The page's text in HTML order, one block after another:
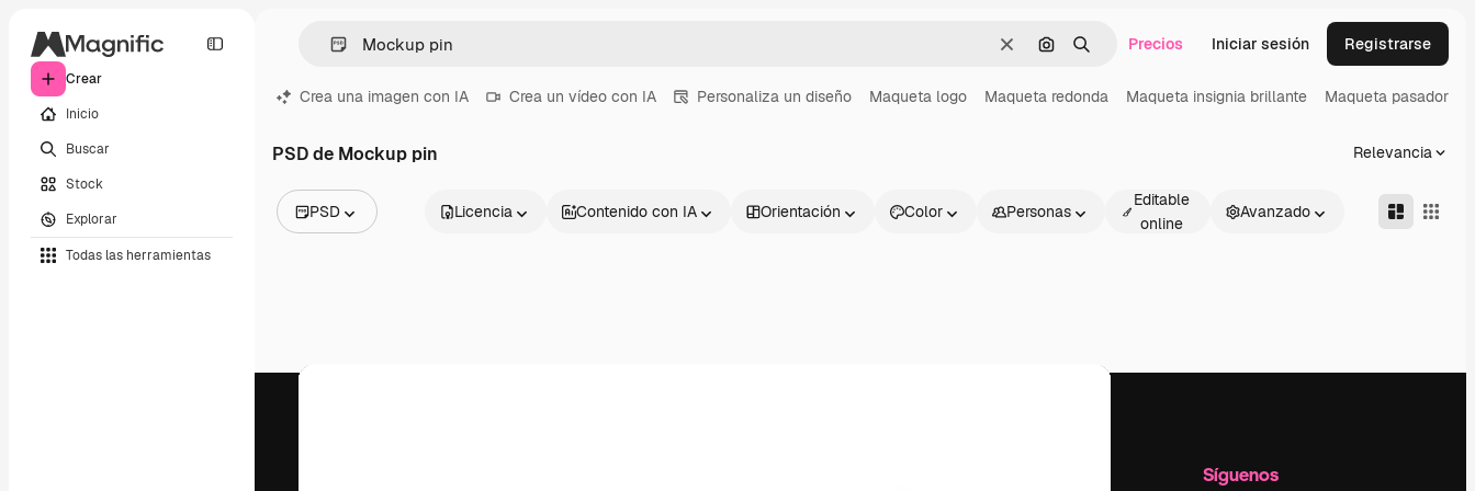
Crear
Inicio
Buscar
Stock
Explorar
Todas las herramientas
BorrarBuscar por imagen
BuscarPrecios Iniciar sesión Registrarse
Crea una imagen con IA Crea un vídeo con IA Personaliza un diseño Maqueta logo Maqueta redonda Maqueta insignia brillante Maqueta pasador
PSD de Mockup pin Relevancia
PSD
Vídeos
Licencia Contenido con IA Orientación Color Personas
Editable
online
Avanzado
Síguenos